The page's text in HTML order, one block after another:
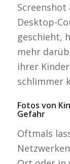
Desktop-
geschieht,
mehr
ihrer
schlimmer
Fotos von
Gefahr
Oftmals